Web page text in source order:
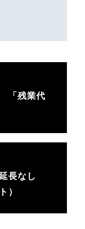
「残業代
長なし
）